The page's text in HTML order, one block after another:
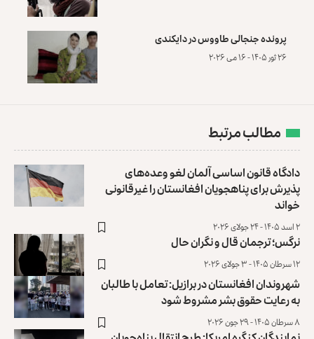
پرونده‌ جنجالی طاووس در دایکندی
۲۶ ثور ۱۴۰۵ - ۱۶ می ۲۰۲۶
مطالب مرتبط
دادگاه قانون اساسی آلمان لغو وعده‌های
پذیرش برای پناهجویان افغانستان را غیرقانونی
خواند
۲ اسد ۱۴۰۵ - ۲۴ جولای ۲۰۲۶
نرگس؛ ترجمان قال و نگران حال
۱۲ سرطان ۱۴۰۵ - ۳ جولای ۲۰۲۶
شهروندان افغانستان در برازیل: تعامل با طالبان
به رعایت حقوق‌‌ بشر مشروط شود
۸ سرطان ۱۴۰۵ - ۲۹ جون ۲۰۲۶